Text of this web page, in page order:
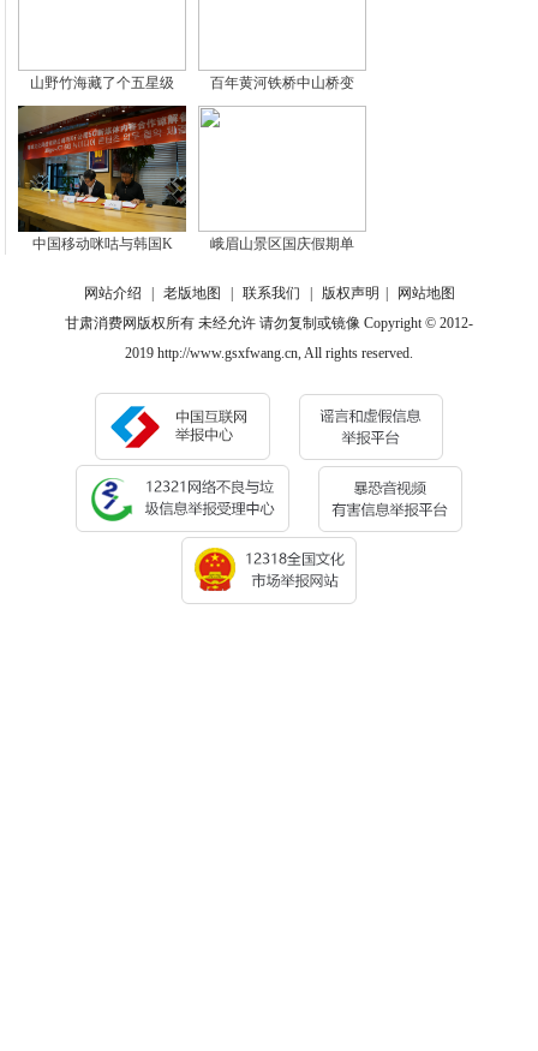
山野竹海藏了个五星级 百年黄河铁桥中山桥变
中国移动咪咕与韩国K 峨眉山景区国庆假期单
网站介绍 老版地图 联系我们 版权声明
网站地图
甘肃消费网版权所有 未经允许 请勿复制或镜像 Copyright © 2012-
2019 http://www.gsxfwang.cn, All rights reserved.